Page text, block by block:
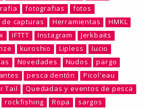
fotografias
fotos
de capturas
Herramientas
HMKL
IFTTT Instagram
Jerkbaits
kuroshio Lipless
lucio
Novedades Nudos
pargo
pesca dentón
Picol'eau
Tail
Quedadas y eventos de pesca
rockfishing Ropa
sargos